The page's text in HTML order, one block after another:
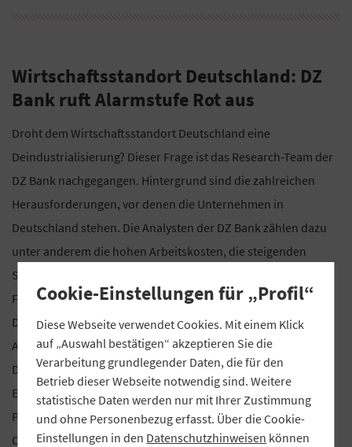
Wirtschaftsstandort Deutschland: DZ
Bank ruft Alarmstufe Rot aus
Droht dem Wirtschaftsstandort Deutschland eine
Deindustrialisierung? Dieser Frage ist das Research-Team der
DZ Bank nachgegangen. Hintergrund sind die zahlreichen
Herausforderungen, vor denen die Unternehmen in
Deutschland stehen. Die Analysten der DZ Bank zählen dazu
unter anderem die hohen Arbeitskosten, die steigenden
Steuerbelastungen, eine überbordende Bürokratie und den
Fachkräftemangel auf. Auch die ausländischen
Direktinvestitionen seien zuletzt zurückgegangen – „ein
Alarmsignal für die sinkende Attraktivität des Standorts
Deutschland“, betonen die Analysten. Als Folge dieser
Entwicklung ist die Industrieproduktion seit 2018 um 15
Prozent eingebrochen, energieintensiven Branchen wie der
Chemie- und Stahlindustrie sind sogar um fast ein Viertel
Cookie-Einstellungen für „Profil“
Diese Webseite verwendet Cookies. Mit einem Klick
auf „Auswahl bestätigen“ akzeptieren Sie die
Verarbeitung grundlegender Daten, die für den
Betrieb dieser Webseite notwendig sind. Weitere
statistische Daten werden nur mit Ihrer Zustimmung
und ohne Personenbezug erfasst. Über die Cookie-
Einstellungen in den Datenschutzhinweisen können